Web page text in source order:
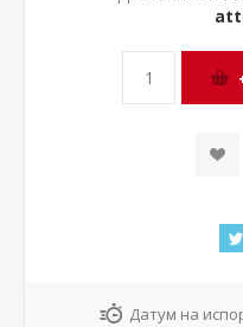
Датум на